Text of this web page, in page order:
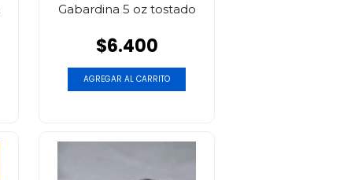
Gabardina 5 oz tostado
$6.400
AGREGAR AL CARRITO